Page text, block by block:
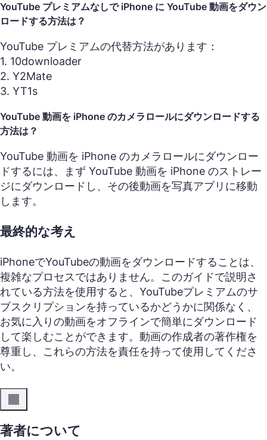
YouTube プレミアムなしで iPhone に YouTube 動画をダウン
ロードする方法は？
YouTube プレミアムの代替方法があります：
1. 10downloader
2. Y2Mate
3. YT1s
YouTube 動画を iPhone のカメラロールにダウンロードする
方法は？
YouTube 動画を iPhone のカメラロールにダウンロー
ドするには、まず YouTube 動画を iPhone のストレー
ジにダウンロードし、その後動画を写真アプリに移動
します。
最終的な考え
iPhoneでYouTubeの動画をダウンロードすることは、
複雑なプロセスではありません。このガイドで説明さ
れている方法を使用すると、YouTubeプレミアムのサ
ブスクリプションを持っているかどうかに関係なく、
お気に入りの動画をオフラインで簡単にダウンロード
して楽しむことができます。動画の作成者の著作権を
尊重し、これらの方法を責任を持って使用してくださ
い。
著者について